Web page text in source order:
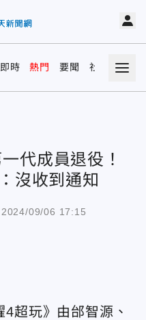
即時 熱門 要聞 社會 娛樂
代成員退役！
沒收到通知
2024/09/06 17:15
超玩》由邰智源、